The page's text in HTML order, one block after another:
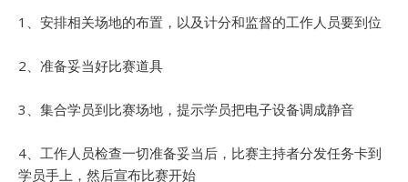
1、安排相关场地的布置，以及计分和监督的工作人员要到位
2、准备妥当好比赛道具
3、集合学员到比赛场地，提示学员把电子设备调成静音
4、工作人员检查一切准备妥当后，比赛主持者分发任务卡到
学员手上，然后宣布比赛开始